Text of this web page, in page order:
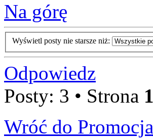
Na górę
Wyświetl posty nie starsze niż:
Odpowiedz
Posty: 3 • Strona 1
Wróć do Promocja